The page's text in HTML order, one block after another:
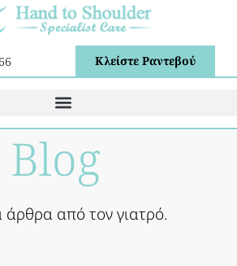
Κλείστε Ραντεβού
Blog
άρθρα από τον γιατρό.